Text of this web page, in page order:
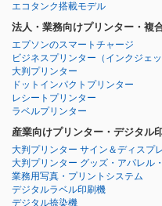
エコタンク搭載モデル
法人・業務向けプリンター・複
エプソンのスマートチャージ
ビジネスプリンター （インクジェ
大判プリンター
ドットインパクトプリンター
レシートプリンター
ラベルプリンター
産業向けプリンター・デジタル
大判プリンター サイン＆ディスプ
大判プリンター グッズ・アパレル
業務用写真・プリントシステム
デジタルラベル印刷機
デジタル捺染機